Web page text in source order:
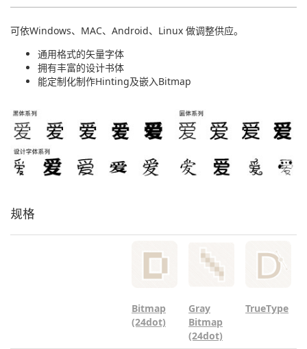
可依Windows、MAC、Android、Linux 做调整供应。
通用格式的矢量字体
拥有丰富的设计书体
能定制化制作Hinting及嵌入Bitmap
规格
Bitmap
(24dot)
Gray
Bitmap
(24dot)
TrueType